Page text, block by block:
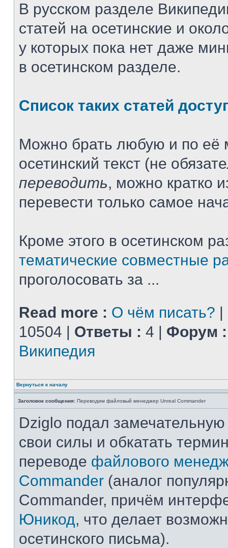
В русском разделе
статей на осетинские и
у которых пока нет даже
в осетинском разделе.
Список таких статей
Можно брать любую и по её
осетинский текст (не
переводить, можно кратко
перевести только самое
Кроме этого в осетинском
тематические совместные
проголосовать за ...
Read more : О чём писать? |
10504 | Ответы : 4 | Форум :
Википедия
Вернуться к началу
Заголовок сообщения: Переводим файловый менеджер Unreal Commander
Dziglo подал
свои силы и обкатать
переводе файлового
Commander (аналог
Commander, причём
Юникод, что делает
осетинского письма).